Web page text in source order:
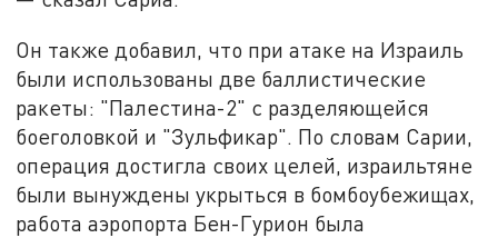
Он также добавил, что при атаке на Израиль
были использованы две баллистические
ракеты: "Палестина-2" с разделяющейся
боеголовкой и "Зульфикар". По словам Сарии,
операция достигла своих целей, израильтяне
были вынуждены укрыться в бомбоубежищах,
работа аэропорта Бен-Гурион была